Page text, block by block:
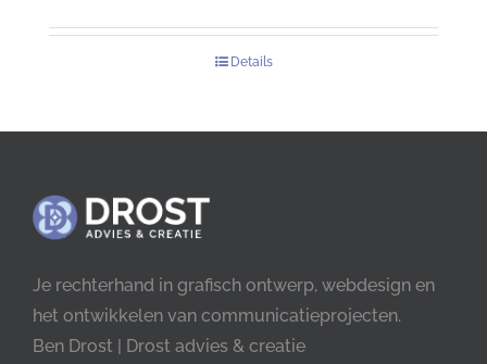
Details
Je rechterhand in grafisch ontwerp, webdesign en
het ontwikkelen van communicatieprojecten.
Ben Drost | Drost advies & creatie